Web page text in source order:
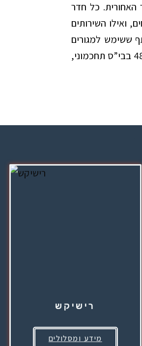
האחורית. כל חדר
ואילו השירותים
ששימש למגורים
לבחור רווק, ובחצר צריף לזקנה גלמודה. אני התחלתי ללמוד בשנת 48 בבי”ס תחכמוני,
רישיקש
מידע ומסלולים